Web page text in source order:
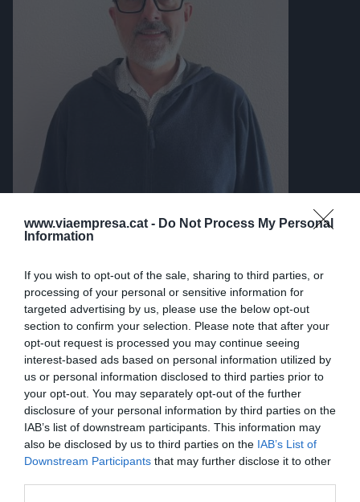
www.viaempresa.cat - Do Not Process My Personal
Information
If you wish to opt-out of the sale, sharing to third parties, or
processing of your personal or sensitive information for
targeted advertising by us, please use the below opt-out
section to confirm your selection. Please note that after your
opt-out request is processed you may continue seeing
interest-based ads based on personal information utilized by
us or personal information disclosed to third parties prior to
your opt-out. You may separately opt-out of the further
disclosure of your personal information by third parties on the
IAB’s list of downstream participants. This information may
also be disclosed by us to third parties on the IAB’s List of
Downstream Participants that may further disclose it to other
ARTICLES PUBLICATS
L'EXPERT
La vida té horari comercial
24 de febrer de 2026
ALBERT GÓMEZ